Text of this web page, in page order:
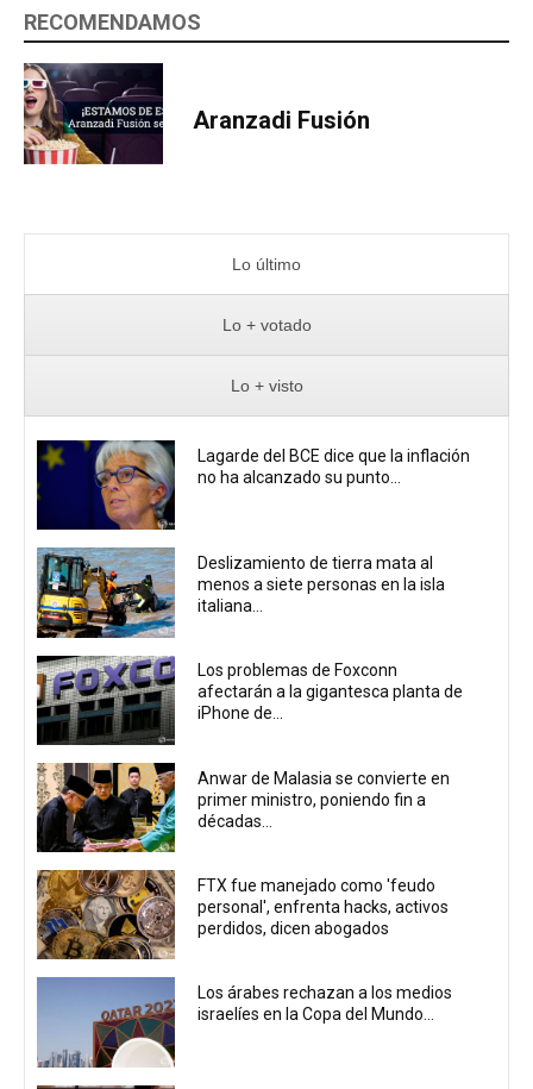
RECOMENDAMOS
Aranzadi Fusión
Lo último
Lo + votado
Lo + visto
Lagarde del BCE dice que la inflación
no ha alcanzado su punto...
Deslizamiento de tierra mata al
menos a siete personas en la isla
italiana...
Los problemas de Foxconn
afectarán a la gigantesca planta de
iPhone de...
Anwar de Malasia se convierte en
primer ministro, poniendo fin a
décadas...
FTX fue manejado como 'feudo
personal', enfrenta hacks, activos
perdidos, dicen abogados
Los árabes rechazan a los medios
israelíes en la Copa del Mundo...